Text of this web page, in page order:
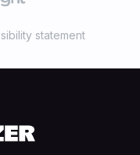
statement